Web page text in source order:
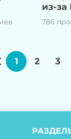
из-
786
1 2 3